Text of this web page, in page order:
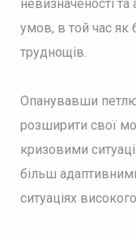
невизначеності
умов, в той час як
труднощів.
Опанувавши
розширити свої
кризовими
більш
ситуаціях